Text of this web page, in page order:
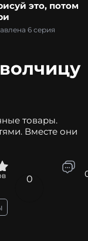
это, потом
6 серия
товары.
Вместе они
0